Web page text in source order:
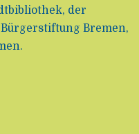
der
Bremen,